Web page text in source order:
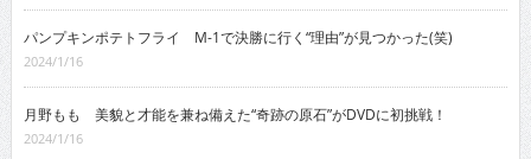
パンプキンポテトフライ M-1で決勝に行く“理由”が見つかった(笑)
2024/1/16
月野もも 美貌と才能を兼ね備えた“奇跡の原石”がDVDに初挑戦！
2024/1/16